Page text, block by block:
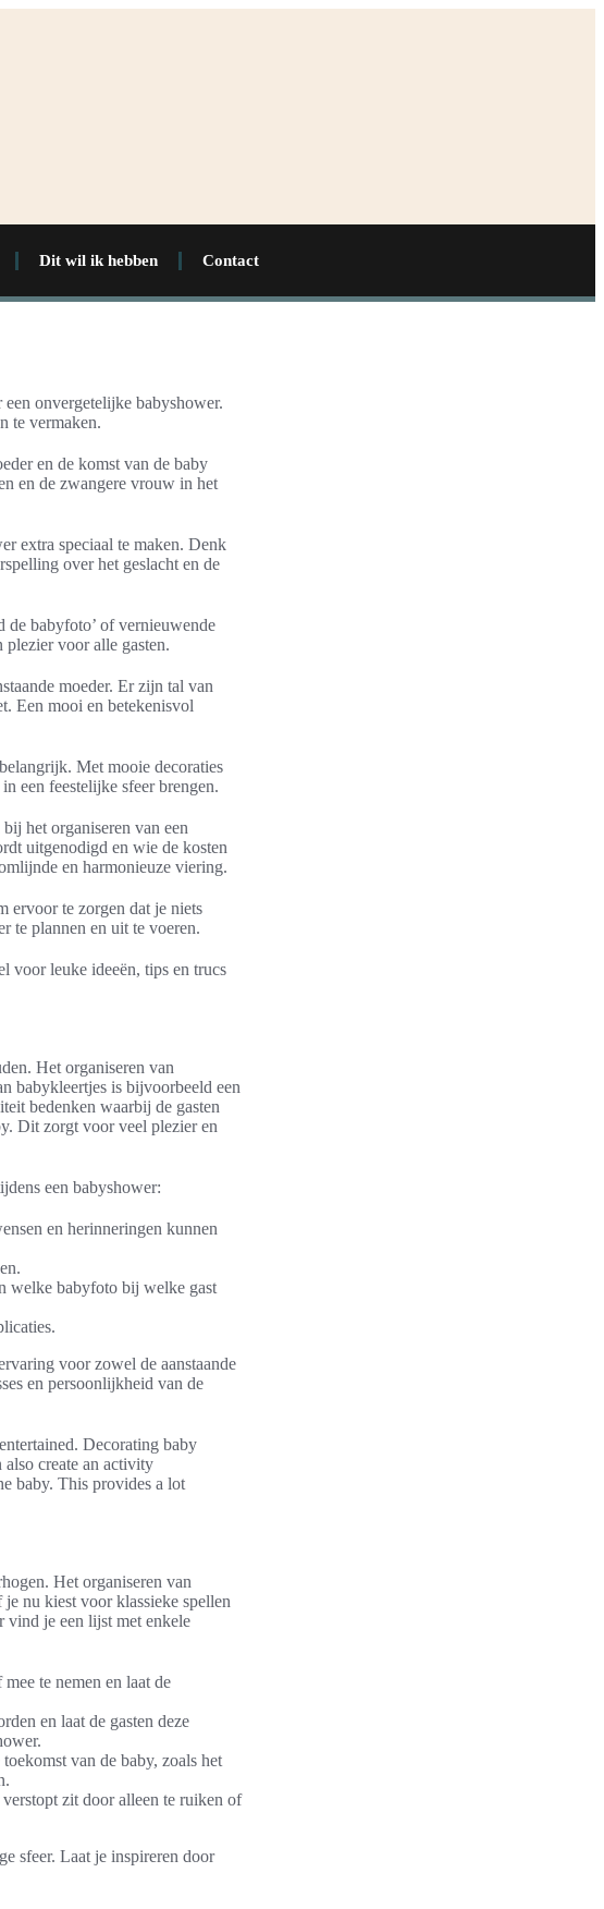
Dit wil ik hebben Contact
onvergetelijke babyshower.
te vermaken.
en de komst van de baby
en de zwangere vrouw in het
extra speciaal te maken. Denk
over het geslacht en de
de babyfoto’ of vernieuwende
plezier voor alle gasten.
moeder. Er zijn tal van
Een mooi en betekenisvol
belangrijk. Met mooie decoraties
een feestelijke sfeer brengen.
het organiseren van een
uitgenodigd en wie de kosten
en harmonieuze viering.
ervoor te zorgen dat je niets
te plannen en uit te voeren.
voor leuke ideeën, tips en trucs
Het organiseren van
babykleertjes is bijvoorbeeld een
bedenken waarbij de gasten
Dit zorgt voor veel plezier en
een babyshower:
en herinneringen kunnen
welke babyfoto bij welke gast
voor zowel de aanstaande
en persoonlijkheid van de
Decorating baby
create an activity
baby. This provides a lot
Het organiseren van
nu kiest voor klassieke spellen
vind je een lijst met enkele
te nemen en laat de
en laat de gasten deze
van de baby, zoals het
zit door alleen te ruiken of
sfeer. Laat je inspireren door